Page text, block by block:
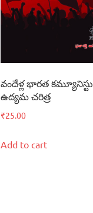
వందేళ్ల భారత కమ్యూనిస్టు
ఉద్యమ చరిత్ర
₹25.00
Add to cart